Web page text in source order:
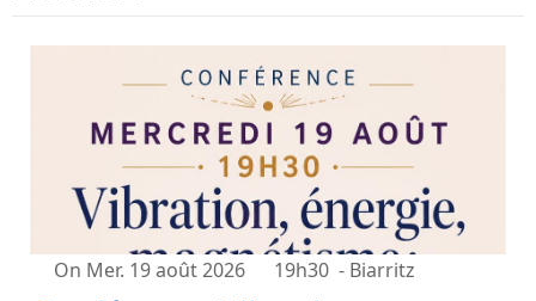
On Mer. 19 août 2026 19h30 - Biarritz